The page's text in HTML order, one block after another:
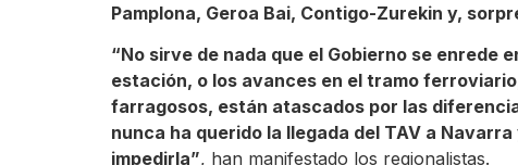
Pamplona, Geroa Bai, Contigo-Zurekin y,
“No sirve de nada que el Gobierno se enrede
estación, o los avances en el tramo
farragosos, están atascados por las
nunca ha querido la llegada del TAV a
impedirla”, han manifestado los regionalistas.